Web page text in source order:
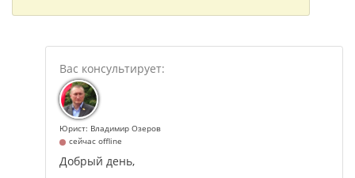
Юрист: Владимир Озеров
сейчас offline
Добрый день,